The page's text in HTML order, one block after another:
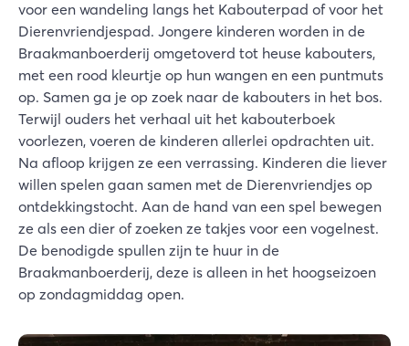
voor een wandeling langs het Kabouterpad of voor het
Dierenvriendjespad. Jongere kinderen worden in de
Braakmanboerderij omgetoverd tot heuse kabouters,
met een rood kleurtje op hun wangen en een puntmuts
op. Samen ga je op zoek naar de kabouters in het bos.
Terwijl ouders het verhaal uit het kabouterboek
voorlezen, voeren de kinderen allerlei opdrachten uit.
Na afloop krijgen ze een verrassing. Kinderen die liever
willen spelen gaan samen met de Dierenvriendjes op
ontdekkingstocht. Aan de hand van een spel bewegen
ze als een dier of zoeken ze takjes voor een vogelnest.
De benodigde spullen zijn te huur in de
Braakmanboerderij, deze is alleen in het hoogseizoen
op zondagmiddag open.